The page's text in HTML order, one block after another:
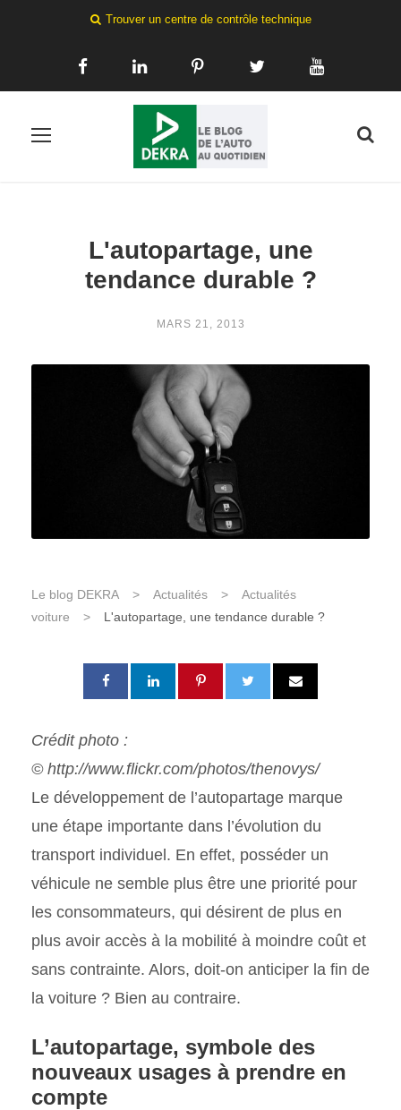
Trouver un centre de contrôle technique
L'autopartage, une
tendance durable ?
MARS 21, 2013
Le blog DEKRA > Actualités >
Actualités
voiture
> L'autopartage, une tendance durable ?
Crédit photo :
© http://www.flickr.com/photos/thenovys/
Le développement de l’autopartage marque
une étape importante dans l’évolution du
transport individuel. En effet, posséder un
véhicule ne semble plus être une priorité pour
les consommateurs, qui désirent de plus en
plus avoir accès à la mobilité à moindre coût et
sans contrainte. Alors, doit-on anticiper la fin de
la voiture ? Bien au contraire.
L’autopartage, symbole des
nouveaux usages à prendre en
compte